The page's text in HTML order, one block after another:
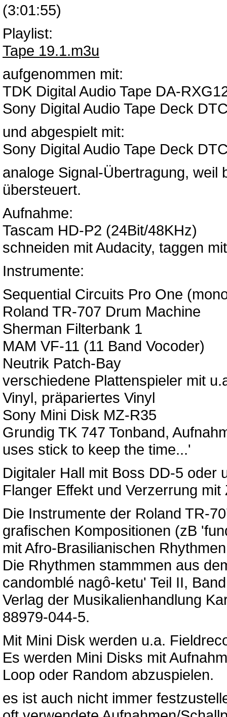
(3:01:55)
Playlist:
Tape 19.1.m3u
aufgenommen mit:
TDK Digital Audio Tape DA-
Sony Digital Audio Tape Deck
und abgespielt mit:
Sony Digital Audio Tape Deck
analoge Signal-Übertragung, weil
übersteuert.
Aufnahme:
Tascam HD-P2 (24Bit/48KHz)
schneiden mit Audacity, taggen
Instrumente:
Sequential Circuits Pro One
Roland TR-707 Drum Machine
Sherman Filterbank 1
MAM VF-11 (11 Band Vocoder)
Neutrik Patch-Bay
verschiedene Plattenspieler mit
Vinyl, präpariertes Vinyl
Sony Mini Disk MZ-R35
Grundig TK 747 Tonband,
uses stick to keep the time...'
Digitaler Hall mit Boss DD-5 oder
Flanger Effekt und Verzerrung
Die Instrumente der Roland TR-
grafischen Kompositionen (zB
mit Afro-Brasilianischen
Die Rhythmen stammmen aus
candomblé nagô-ketu' Teil II,
Verlag der Musikalienhandlung
88979-044-5.
Mit Mini Disk werden u.a.
Es werden Mini Disks mit
Loop oder Random abzuspielen.
es ist auch nicht immer